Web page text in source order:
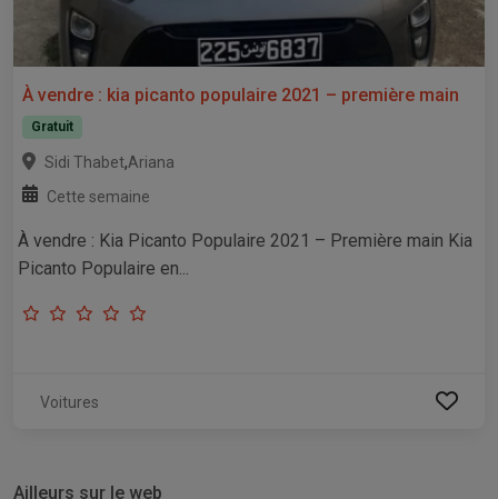
À vendre : kia picanto populaire 2021 – première main
Gratuit
Sidi Thabet,Ariana
Cette semaine
À vendre : Kia Picanto Populaire 2021 – Première main Kia
Picanto Populaire en...
Voitures
Ailleurs sur le web